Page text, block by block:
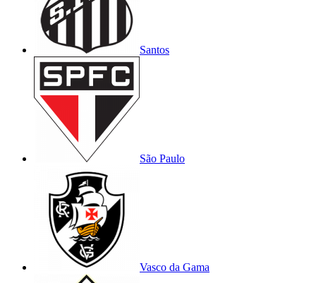
Santos
São Paulo
Vasco da Gama